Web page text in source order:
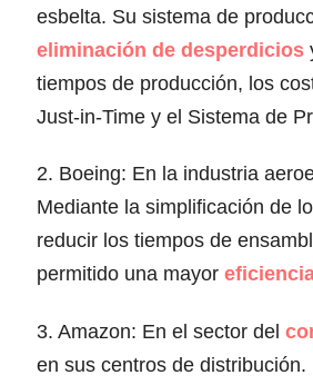
esbelta. Su sistema de
eliminación de desperdicios
tiempos de producción, los
Just-in-Time y el Sistema de
2. Boeing: En la industria
Mediante la simplificación de
reducir los tiempos de
permitido una mayor
3. Amazon: En el sector del
en sus centros de